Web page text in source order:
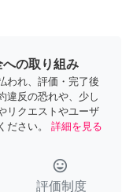
の取り組み
われ、評価・完了後
違反の恐れや、少し
リクエストやユーザ
ださい。
詳細を見る
tag_faces
評価制度